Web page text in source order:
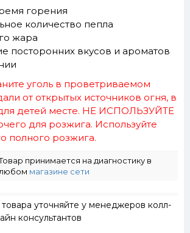
горения
количество пепла
жара
посторонних вкусов и ароматов
уголь в проветриваемом
от открытых источников огня, в
детей месте. НЕ ИСПОЛЬЗУЙТЕ
для розжига. Используйте
полного розжига.
принимается на диагностику в
любом магазине сети
уточняйте у менеджеров колл-
консультантов